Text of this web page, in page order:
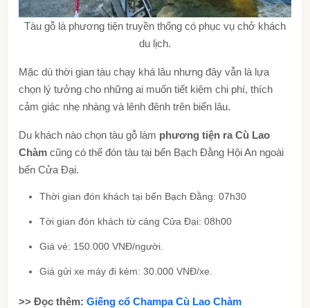
Tàu gỗ là phương tiện truyền thống có phục vụ chở khách
du lịch.
Mặc dù thời gian tàu chạy khá lâu nhưng đây vẫn là lựa
chọn lý tưởng cho những ai muốn tiết kiệm chi phí, thích
cảm giác nhẹ nhàng và lênh đênh trên biển lâu.
Du khách nào chọn tàu gỗ làm phương tiện ra Cù Lao
Chàm cũng có thể đón tàu tại bến Bạch Đằng Hội An ngoài
bến Cửa Đại.
Thời gian đón khách tại bến Bạch Đằng: 07h30
Tời gian đón khách từ cảng Cửa Đại: 08h00
Giá vé: 150.000 VNĐ/người.
Giá gửi xe máy đi kèm: 30.000 VNĐ/xe.
>> Đọc thêm: Giếng cổ Champa Cù Lao Chàm